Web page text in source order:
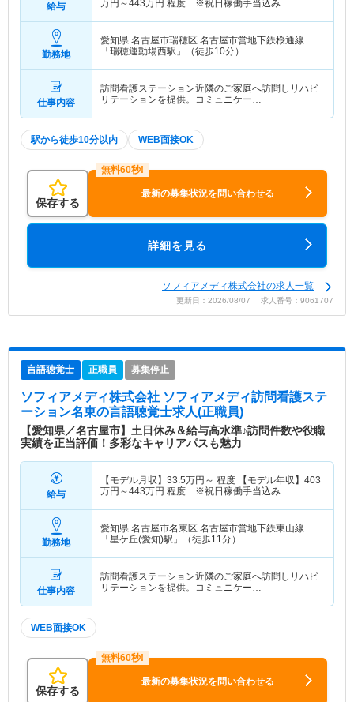
給与 万円～443 万円 程度 ※祝日稼働手当込み
勤務地
愛知県 名古屋市瑞穂区 名古屋市営地下鉄桜通線
「瑞穂運動場西駅」（徒歩10分）
仕事内容
訪問看護ステーション近隣のご家庭へ訪問しリハビ
リテーションを提供。コミュニケー…
駅から徒歩10分以内 WEB面接OK
保存する
最新の募集状況を問い合わせる
詳細を見る
ソフィアメディ株式会社の求人一覧
更新日：2026/08/07 求人番号：9061707
言語聴覚士 正職員 募集停止
ソフィアメディ株式会社 ソフィアメディ訪問看護ステ
ーション名東の言語聴覚士求人(正職員)
【愛知県／名古屋市】土日休み＆給与高水準♪訪問件数や役職
実績を正当評価！多彩なキャリアパスも魅力
給与
【モデル月収】 33.5万円～ 程度 【モデル年収】 403
万円～443万円 程度 ※祝日稼働手当込み
勤務地
愛知県 名古屋市名東区 名古屋市営地下鉄東山線
「星ケ丘(愛知)駅」（徒歩11分）
仕事内容
訪問看護ステーション近隣のご家庭へ訪問しリハビ
リテーションを提供。コミュニケー…
WEB面接OK
保存する
最新の募集状況を問い合わせる